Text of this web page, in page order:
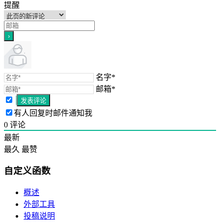
提醒
名字*
邮箱*
有人回复时邮件通知我
0 评论
最新
最久 最赞
自定义函数
概述
外部工具
投稿说明